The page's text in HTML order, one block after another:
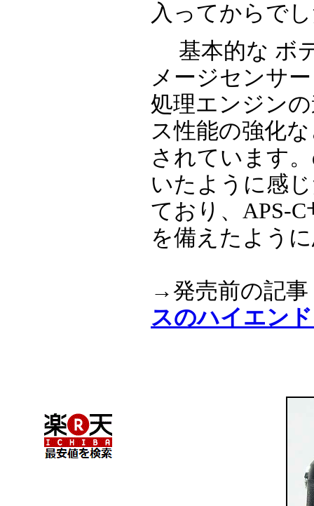
入ってからで
基本的な ボ
メージセンサ
処理エンジン
ス性能の強化
されています
いたように感
ており、APS-
を備えたよう
→発売前の記事
スのハイエン